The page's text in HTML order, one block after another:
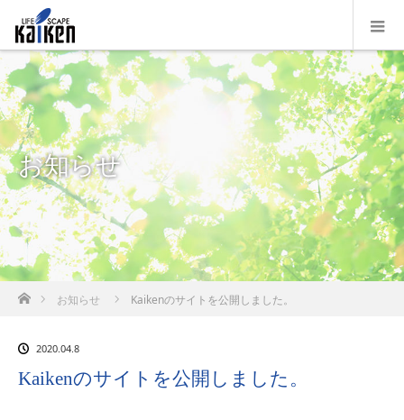
お知らせ
ホームお知らせ Kaikenのサイトを公開しました。
2020.04.8
Kaikenのサイトを公開しました。